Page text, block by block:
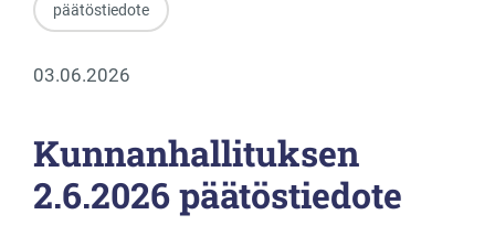
päätöstiedote
03.06.2026
Kunnanhallituksen
2.6.2026 päätöstiedote